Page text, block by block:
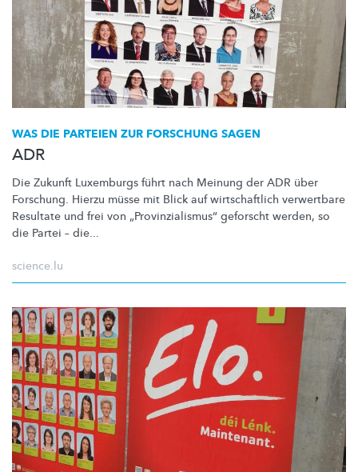
WAS DIE PARTEIEN ZUR FORSCHUNG SAGEN
ADR
Die Zukunft Luxemburgs führt nach Meinung der ADR über
Forschung. Hierzu müsse mit Blick aufwirtschaftlich verwertbare
Resultate und frei von „Provinzialismus“ geforscht werden, so
die Partei – die...
science.lu